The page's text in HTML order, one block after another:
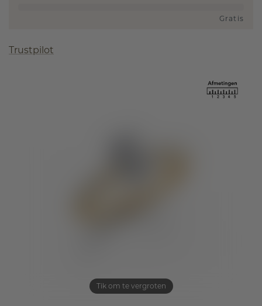
Tik om te vergroten
Gratis
Trustpilot